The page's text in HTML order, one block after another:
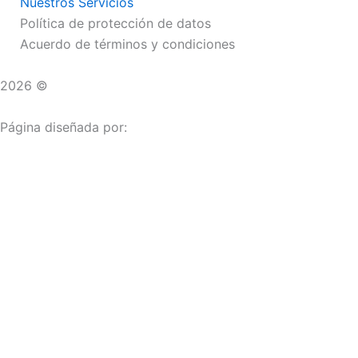
Política de protección de datos
Acuerdo de términos y condiciones
2026 ©
Página diseñada por: